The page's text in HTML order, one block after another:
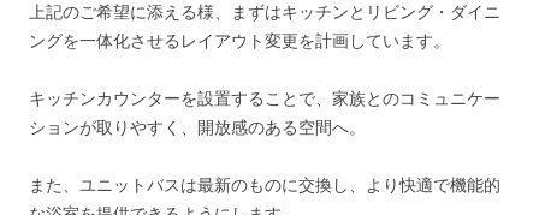
上記のご希望に添える様、まずはキッチンとリビング・ダイニ
ングを一体化させるレイアウト変更を計画しています。
キッチンカウンターを設置することで、家族とのコミュニケー
ションが取りやすく、開放感のある空間へ。
また、ユニットバスは最新のものに交換し、より快適で機能的